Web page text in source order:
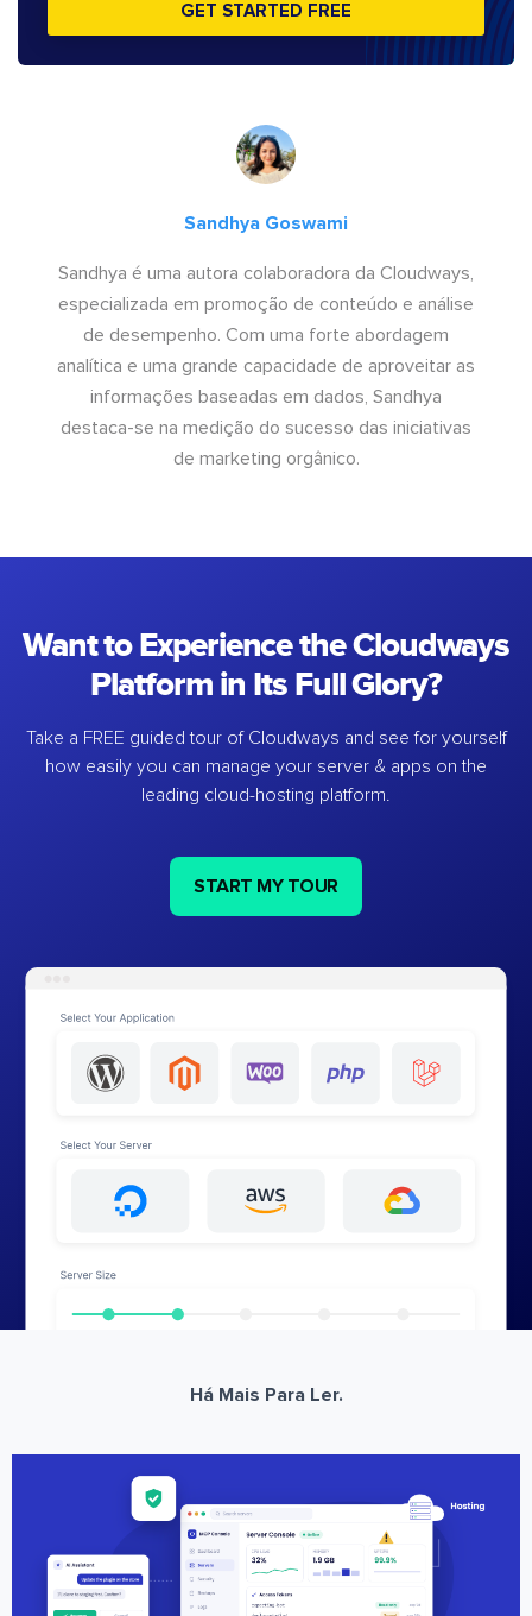
GET STARTED FREE
Sandhya Goswami
Sandhya é uma autora colaboradora da Cloudways,
especializada em promoção de conteúdo e análise
de desempenho. Com uma forte abordagem
analítica e uma grande capacidade de aproveitar as
informações baseadas em dados, Sandhya
destaca-se na medição do sucesso das iniciativas
de marketing orgânico.
Want to Experience the Cloudways
Platform in Its Full Glory?
Take a FREE guided tour of Cloudways and see for yourself
how easily you can manage your server & apps on the
leading cloud-hosting platform.
START MY TOUR
Há Mais Para Ler.